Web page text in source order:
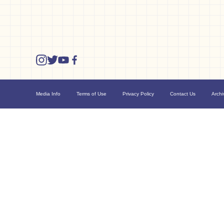
Media Info Terms of Use Privacy Policy Contact Us